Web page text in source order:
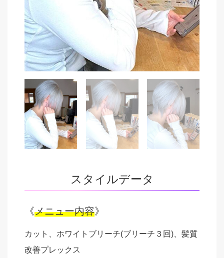
スタイルデータ
《メニュー内容》
カット、ホワイトブリーチ(ブリーチ３回)、髪質
改善プレックス